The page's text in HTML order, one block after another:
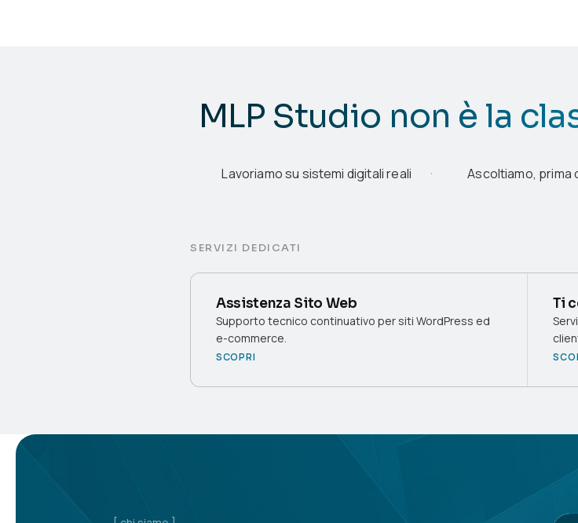
MLP Studio non è la
Lavoriamo su sistemi digitali reali Ascoltiamo, prima
SERVIZI DEDICATI
Assistenza Sito Web
Supporto tecnico continuativo per siti WordPress ed
e-commerce.
SCOPRI
Ti